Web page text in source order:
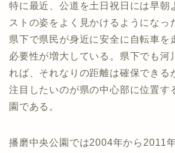
特に最近、公道を土日祝日には早朝
ストの姿をよく見かけるようになっ
県下で県民が身近に安全に自転車を
必要性が増大している。県下でも河
れば、それなりの距離は確保できる
注目したいのが県の中心部に位置す
園である。
播磨中央公園では2004年から2011